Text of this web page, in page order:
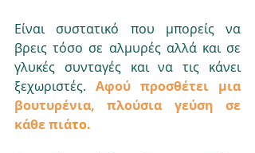
Είναι συστατικό που μπορείς να
βρεις τόσο σε αλμυρές αλλά και σε
γλυκές συνταγές και να τις κάνει
ξεχωριστές. Αφού προσθέτει μια
βουτυρένια, πλούσια γεύση σε
κάθε πιάτο.